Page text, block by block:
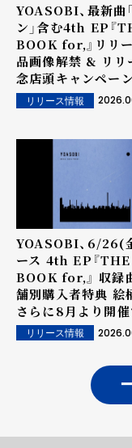
YOASOBI、最新曲
ン」含む4th EP『
BOOK for,』リリー
品画像解禁 & リリ
念店頭キャンペー
定！リリース情報
YOASOBI、6/26(
ース 4th EP『THE
BOOK for,』 収録
舗別購入者特典 絵
さらに8月より開
の北米ツアー「
NORTH
TOUR 2026
ENDING
ツアービジュアル
リリース情報